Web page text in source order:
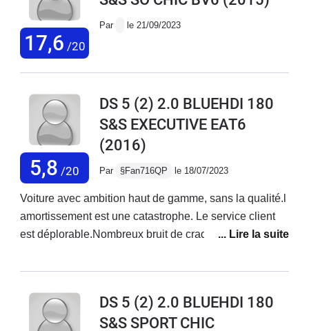
17,6 /20
Par le 21/09/2023
5,8 /20
DS 5 (2) 2.0 BLUEHDI 180
S&S EXECUTIVE EAT6
(2016)
Par §Fan716QP le 18/07/2023
Voiture avec ambition haut de gamme, sans la qualité.l
amortissement est une catastrophe. Le service client
est déplorable.Nombreux bruit de craquement.La
logiciel gps et carplay est une catastrophe.Le prix des
déplorable
DS 5 (2) 2.0 BLUEHDI 180
S&S SPORT CHIC